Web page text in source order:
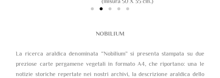
NOBILIUM
La ricerca araldica denominata “Nobilium” si presenta stampata su due
preziose carte pergamene vegetali in formato A4, che riportano: una le
notizie storiche repertate nei nostri archivi, la descrizione araldica dello